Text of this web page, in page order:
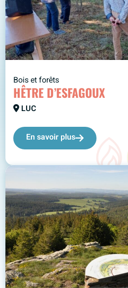
Bois et forêts
HÊTRE D’ESFAGOUX
LUC
En savoir plus